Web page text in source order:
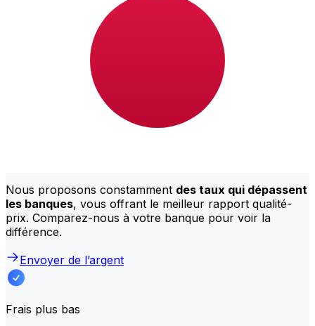
change. Consultez le tableau comparatif pour comparer
MCB Mauritius frais avec Xe.
Pourquoi transférer avec Xe plutôt
qu’avec des banques traditionnelles
Nous proposons constamment des taux qui dépassent
les banques, vous offrant le meilleur rapport qualité-
prix. Comparez-nous à votre banque pour voir la
différence.
Envoyer de l’argent
Frais plus bas